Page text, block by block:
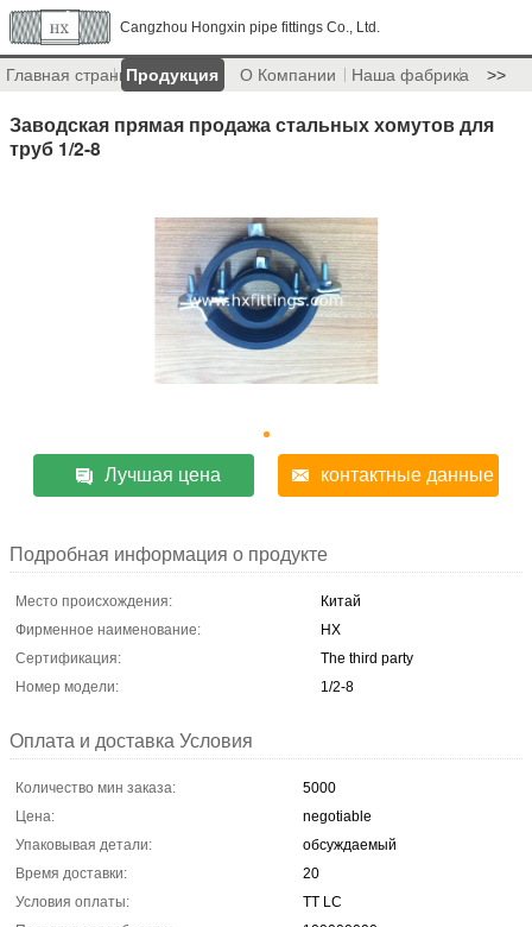
Cangzhou Hongxin pipe fittings Co., Ltd.
Главная страницаПродукция О Компании Наша фабрика >>
Заводская прямая продажа стальных хомутов для
труб 1/2-8
Лучшая цена контактные данные
Подробная информация о продукте
Место происхождения:
Китай
Фирменное наименование:
HX
Сертификация:
The third party
Номер модели:
1/2-8
Оплата и доставка Условия
Количество мин заказа:
5000
Цена:
negotiable
Упаковывая детали:
обсуждаемый
Время доставки:
20
Условия оплаты:
ТТ LC